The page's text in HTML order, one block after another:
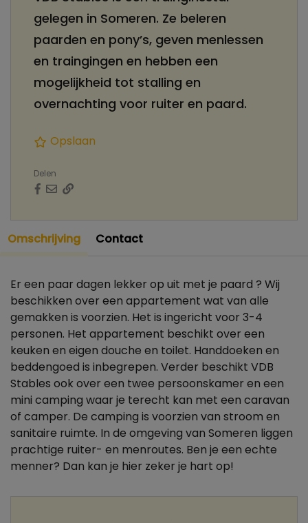
gelegen in Someren. Ze beleren
paarden en pony’s, geven menlessen
en traingingen en hebben een
mogelijkheid tot stalling en
overnachting voor ruiter en paard.
Opslaan
Delen
Omschrijving Contact
Er een paar dagen lekker op uit met je paard ? Wij
beschikken over een appartement wat van alle
gemakken is voorzien. Het is ingericht voor 3-4
personen. Het appartement beschikt over een
keuken en eigen douche en toilet. Handdoeken en
beddengoed is inbegrepen. Verder beschikt VDB
Stables ook over een twee persoonskamer en een
mini camping waar je terecht kan met een caravan
of camper. De camping is voorzien van stroom en
sanitaire ruimte. In de omgeving van Someren liggen
prachtige ruiter- en menroutes. Ben je een echte
menner? Dan kan je hier zeker je hart op!